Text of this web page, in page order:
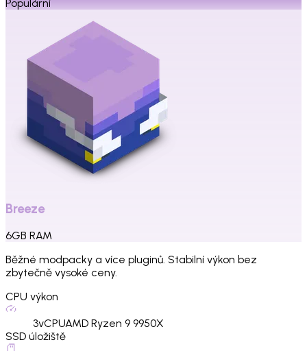
Populární
Breeze
6GB RAM
Běžné modpacky a více pluginů. Stabilní výkon bez
zbytečně vysoké ceny.
CPU výkon
3vCPUAMD Ryzen 9 9950X
SSD úložiště